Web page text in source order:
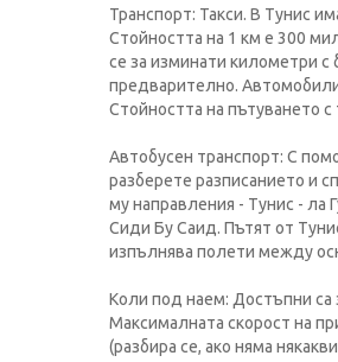
Транспорт: Такси. В Тунис
Стойността на 1 км е 300
се за изминати километри с
предварително.
Стойността на пътуването с
Автобусен транспорт: С
разберете разписанието и
му направления - Тунис - ла
Сиди Бу Саид. Пътят от
изпълнява полети между
Коли под наем: Достъпни са
Максималната скорост на
(разбира се, ако няма